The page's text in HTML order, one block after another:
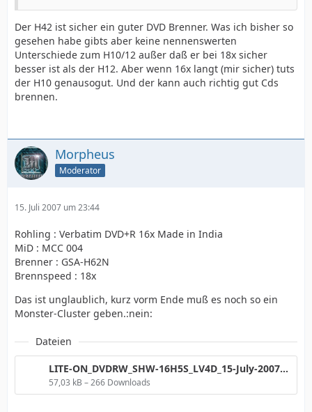
Der H42 ist sicher ein guter DVD Brenner. Was ich bisher so
gesehen habe gibts aber keine nennenswerten
Unterschiede zum H10/12 außer daß er bei 18x sicher
besser ist als der H12. Aber wenn 16x langt (mir sicher) tuts
der H10 genausogut. Und der kann auch richtig gut Cds
brennen.
Morpheus
Moderator
15. Juli 2007 um 23:44
Rohling : Verbatim DVD+R 16x Made in India
MiD : MCC 004
Brenner : GSA-H62N
Brennspeed : 18x
Das ist unglaublich, kurz vorm Ende muß es noch so ein
Monster-Cluster geben.:nein:
Dateien
LITE-ON_DVDRW_SHW-16H5S_LV4D_15-July-2007_23_39.png
57,03 kB – 266 Downloads